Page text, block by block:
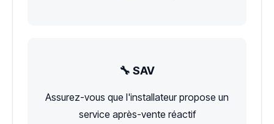
🔧 SAV
Assurez-vous que l'installateur propose un
service après-vente réactif